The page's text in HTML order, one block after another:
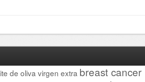
de oliva virgen extra breast cancer